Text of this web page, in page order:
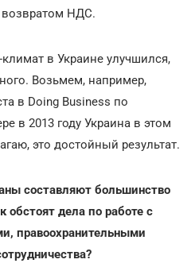
НДС.
в Украине улучшился,
Возьмем, например,
в Doing Business по
в 2013 году Украина в этом
это достойный результат.
составляют большинство
дела по работе с
правоохранительными